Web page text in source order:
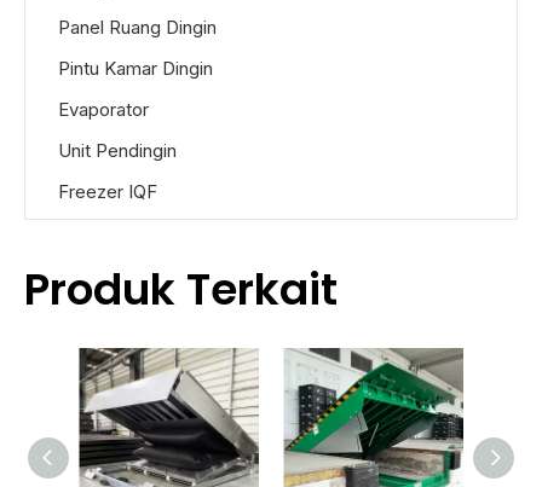
Panel Ruang Dingin
Pintu Kamar Dingin
Evaporator
Unit Pendingin
Freezer IQF
Produk Terkait